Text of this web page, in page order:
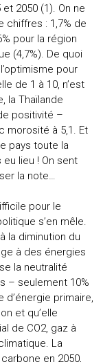
2050 (1). On ne
chiffres : 1,7% de
pour la région
(4,7%). De quoi
pour
de 1 à 10, n’est
la Thaïlande
positivité –
morosité à 5,1. Et
pays toute la
eu lieu ! On sent
la note…
pour le
s’en mêle.
la diminution du
à des énergies
la neutralité
– seulement 10%
d’énergie primaire,
et qu’elle
de CO2, gaz à
La
en 2050,